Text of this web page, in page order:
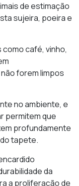
de estimação
sujeira, poeira e
café, vinho,
forem limpos
no ambiente, e
permitem que
profundamente
tapete.
da
a proliferação de